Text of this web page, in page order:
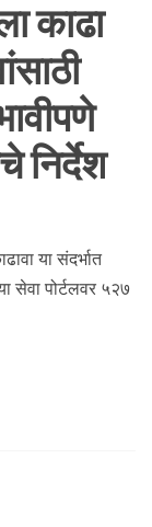
काढा
निर्देश
या संदर्भात
सेवा पोर्टलवर ५२७